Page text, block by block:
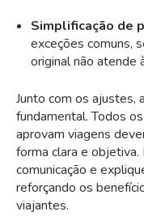
Simplificação de
exceções comuns,
original não atende
Junto com os ajustes, a
fundamental. Todos
aprovam viagens
forma clara e
comunicação e
reforçando os
viajantes.